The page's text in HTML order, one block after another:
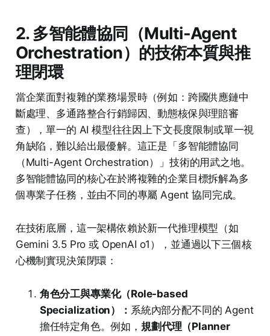
2. 多智能體協同（Multi-Agent
Orchestration）的技術本質與推
理閉環
當企業面對複雜的業務場景時（例如：跨國供應鏈中
斷處理、多通路整合行銷歸因、動態核保與理賠審
查），單一的 AI 模型往往因上下文長度限制或單一視
角缺陷，難以給出最優解。這正是「多智能體協同
（Multi-Agent Orchestration）」技術的用武之地。
多智能體協同的核心在於將複雜的企業目標拆解為多
個專業子任務，並由不同的專屬 Agent 協同完成。
在技術底層，這一架構依賴於新一代推理模型（如
Gemini 3.5 Pro 或 OpenAI o1），並通過以下三個核
心機制實現決策閉環：
角色分工與專業化（Role-based
Specialization）： 系統內部分配不同的 Agent
擔任特定角色。例如， 規劃代理（Planner